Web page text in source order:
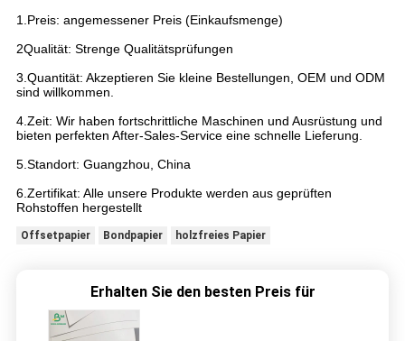
1.Preis: angemessener Preis (Einkaufsmenge)
2Qualität: Strenge Qualitätsprüfungen
3.Quantität: Akzeptieren Sie kleine Bestellungen, OEM und ODM
sind willkommen.
4.Zeit: Wir haben fortschrittliche Maschinen und Ausrüstung und
bieten perfekten After-Sales-Service eine schnelle Lieferung.
5.Standort: Guangzhou, China
6.Zertifikat: Alle unsere Produkte werden aus geprüften
Rohstoffen hergestellt
Offsetpapier Bondpapier holzfreies Papier
Erhalten Sie den besten Preis für